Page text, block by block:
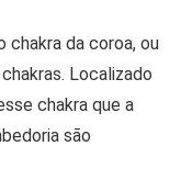
chakra da coroa, ou
Localizado
chakra que a
são